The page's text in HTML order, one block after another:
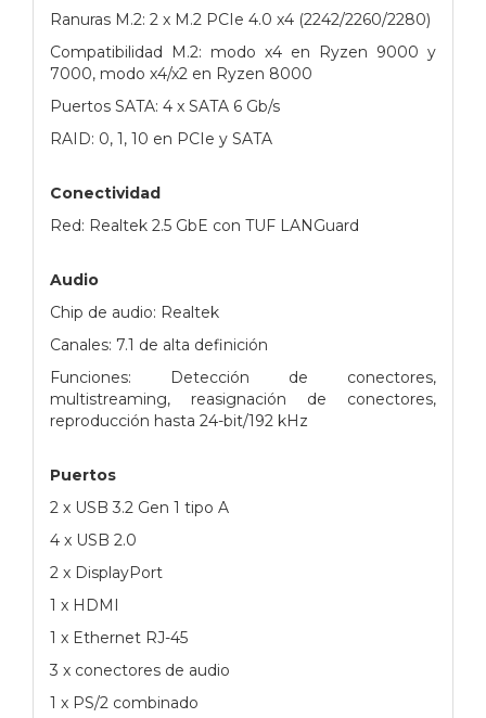
Ranuras M.2: 2 x M.2 PCIe 4.0 x4 (2242/2260/2280)
Compatibilidad M.2: modo x4 en Ryzen 9000 y
7000, modo x4/x2 en Ryzen 8000
Puertos SATA: 4 x SATA 6 Gb/s
RAID: 0, 1, 10 en PCIe y SATA
Conectividad
Red: Realtek 2.5 GbE con TUF LANGuard
Audio
Chip de audio: Realtek
Canales: 7.1 de alta definición
Funciones: Detección de conectores,
multistreaming, reasignación de conectores,
reproducción hasta 24-bit/192 kHz
Puertos
2 x USB 3.2 Gen 1 tipo A
4 x USB 2.0
2 x DisplayPort
1 x HDMI
1 x Ethernet RJ-45
3 x conectores de audio
1 x PS/2 combinado